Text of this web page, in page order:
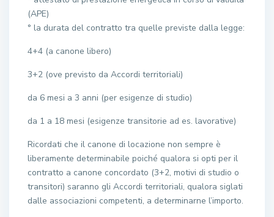
(APE)
° la durata del contratto tra quelle previste dalla legge:
4+4 (a canone libero)
3+2 (ove previsto da Accordi territoriali)
da 6 mesi a 3 anni (per esigenze di studio)
da 1 a 18 mesi (esigenze transitorie ad es. lavorative)
Ricordati che il canone di locazione non sempre è
liberamente determinabile poiché qualora si opti per il
contratto a canone concordato (3+2, motivi di studio o
transitori) saranno gli Accordi territoriali, qualora siglati
dalle associazioni competenti, a determinarne l’importo.